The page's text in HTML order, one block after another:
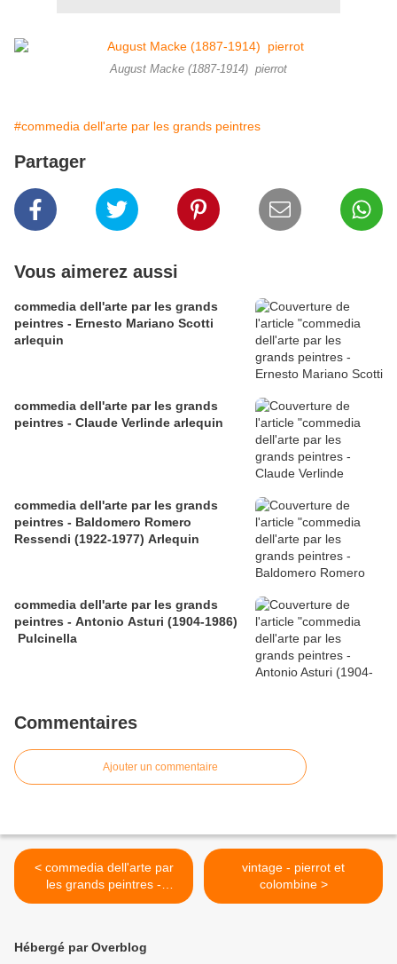
August Macke (1887-1914) pierrot
#commedia dell'arte par les grands peintres
Partager
Vous aimerez aussi
commedia dell'arte par les grands
peintres - Ernesto Mariano Scotti
arlequin
commedia dell'arte par les grands
peintres - Claude Verlinde arlequin
commedia dell'arte par les grands
peintres - Baldomero Romero
Ressendi (1922-1977) Arlequin
commedia dell'arte par les grands
peintres - Antonio Asturi (1904-1986)
Pulcinella
Commentaires
Ajouter un commentaire
< commedia dell'arte par
les grands peintres -
personnages
vintage - pierrot et
colombine >
Hébergé par Overblog